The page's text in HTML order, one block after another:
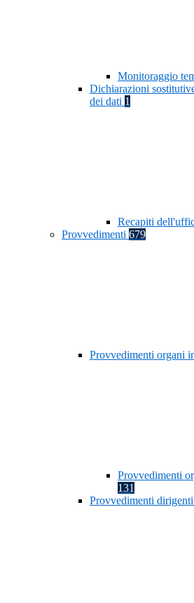
Monitoraggio
Dichiarazioni
dei dati 1
Recapiti
Provvedimenti 679
Provvedimenti organi
Provvedimenti
131
Provvedimenti